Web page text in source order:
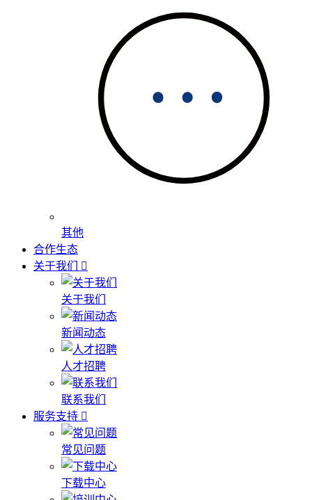
其他
合作生态
关于我们
关于我们
新闻动态
人才招聘
联系我们
服务支持
常见问题
下载中心